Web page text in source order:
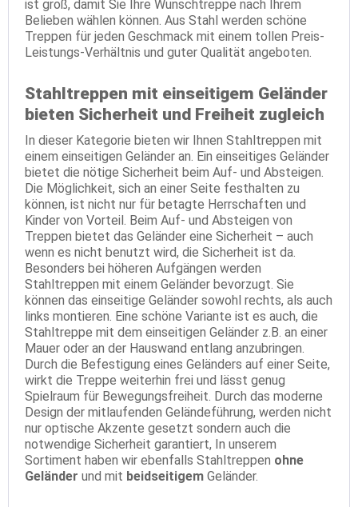
ist groß, damit Sie Ihre Wunschtreppe nach Ihrem
Belieben wählen können. Aus Stahl werden schöne
Treppen für jeden Geschmack mit einem tollen Preis-
Leistungs-Verhältnis und guter Qualität angeboten.
Stahltreppen mit einseitigem Geländer
bieten Sicherheit und Freiheit zugleich
In dieser Kategorie bieten wir Ihnen Stahltreppen mit
einem einseitigen Geländer an. Ein einseitiges Geländer
bietet die nötige Sicherheit beim Auf- und Absteigen.
Die Möglichkeit, sich an einer Seite festhalten zu
können, ist nicht nur für betagte Herrschaften und
Kinder von Vorteil. Beim Auf- und Absteigen von
Treppen bietet das Geländer eine Sicherheit – auch
wenn es nicht benutzt wird, die Sicherheit ist da.
Besonders bei höheren Aufgängen werden
Stahltreppen mit einem Geländer bevorzugt. Sie
können das einseitige Geländer sowohl rechts, als auch
links montieren. Eine schöne Variante ist es auch, die
Stahltreppe mit dem einseitigen Geländer z.B. an einer
Mauer oder an der Hauswand entlang anzubringen.
Durch die Befestigung eines Geländers auf einer Seite,
wirkt die Treppe weiterhin frei und lässt genug
Spielraum für Bewegungsfreiheit. Durch das moderne
Design der mitlaufenden Geländeführung, werden nicht
nur optische Akzente gesetzt sondern auch die
notwendige Sicherheit garantiert, In unserem
Sortiment haben wir ebenfalls Stahltreppen ohne
Geländer und mit beidseitigem Geländer.